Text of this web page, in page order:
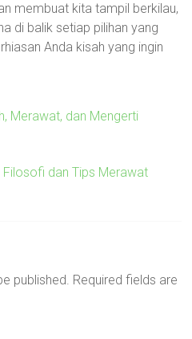
membuat kita tampil berkilau,
di balik setiap pilihan yang
Anda kisah yang ingin
Merawat, dan Mengerti
Filosofi dan Tips Merawat
published. Required fields are